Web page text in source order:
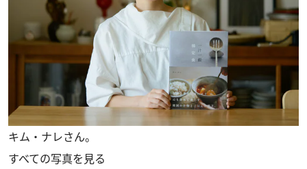
キム・ナレさん。
すべての写真を見る